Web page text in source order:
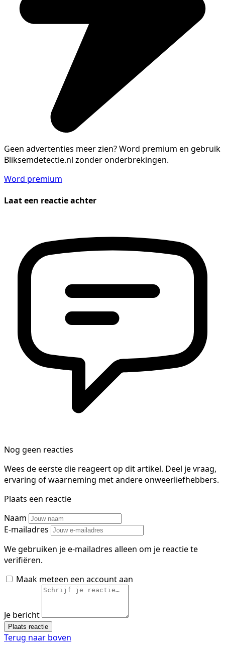
Geen advertenties meer zien?Word premium en gebruik
Bliksemdetectie.nl zonder onderbrekingen.
Word premium
Laat een reactie achter
Nog geen reacties
Wees de eerste die reageert op dit artikel. Deel je vraag,
ervaring of waarneming met andere onweerliefhebbers.
Plaats een reactie
Naam
E-mailadres
We gebruiken je e-mailadres alleen om je reactie te
verifiëren.
Maak meteen een account aan
Je bericht
Plaats reactie
Terug naar boven